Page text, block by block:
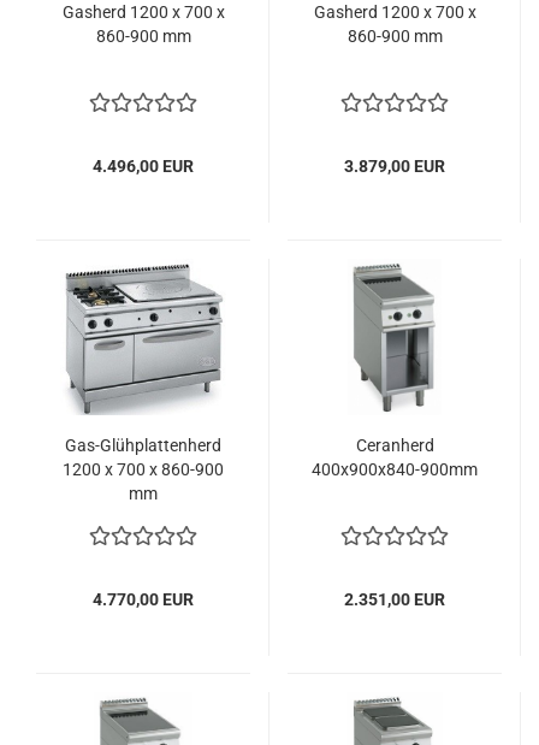
Gasherd 1200 x 700 x
860-900 mm
4.496,00 EUR
Gasherd 1200 x 700 x
860-900 mm
3.879,00 EUR
Gas-Glühplattenherd
1200 x 700 x 860-900
mm
4.770,00 EUR
Ceranherd
400x900x840-900mm
2.351,00 EUR